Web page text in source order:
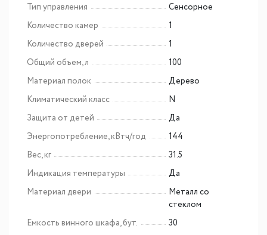
Тип управления
Сенсорное
Количество камер
1
Количество дверей
1
Общий объем, л
100
Материал полок
Дерево
Климатический класс
N
Защита от детей
Да
Энергопотребление, кВтч/год
144
Вес, кг
31.5
Индикация температуры
Да
Материал двери
Металл со
стеклом
Емкость винного шкафа, бут.
30